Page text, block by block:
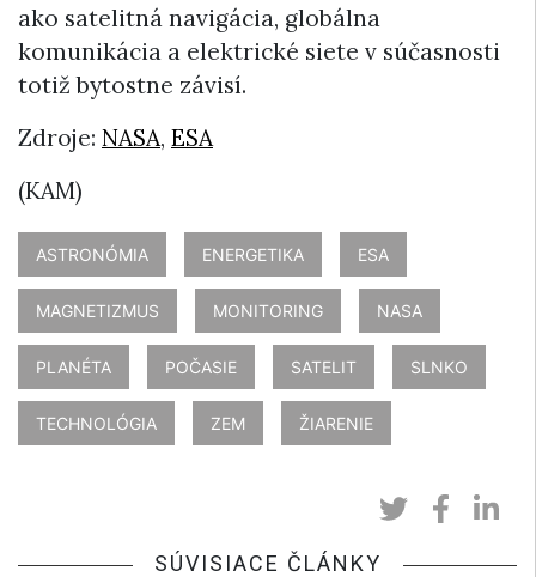
ako satelitná navigácia, globálna
komunikácia a elektrické siete v súčasnosti
totiž bytostne závisí.
Zdroje: NASA, ESA
(KAM)
ASTRONÓMIA ENERGETIKA ESA
MAGNETIZMUS MONITORING NASA
PLANÉTA POČASIE SATELIT SLNKO
TECHNOLÓGIA ZEM ŽIARENIE
SÚVISIACE ČLÁNKY